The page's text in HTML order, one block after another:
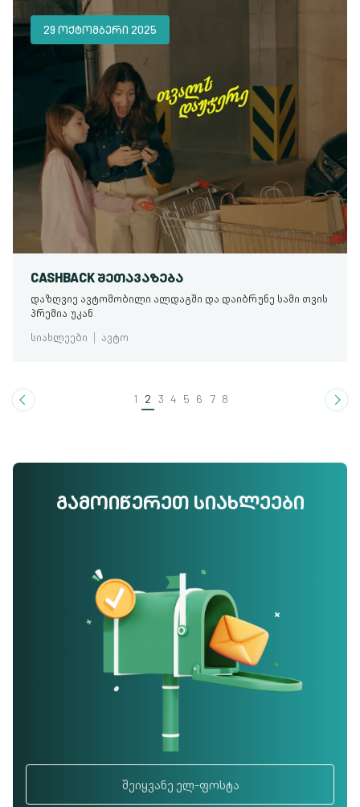
29 ᲝᲥᲢᲝᲛᲑᲔᲠᲘ 2025
CASHBACK ᲨᲔᲗᲐᲕᲐᲖᲔᲑᲐ
დაზღვიე ავტომობილი ალდაგში და დაიბრუნე სამი თვის
პრემია უკან
სიახლეები
ავტო
1 2 3 4 5 6 7 8
ᲒᲐᲛᲝᲘᲬᲔᲠᲔᲗ ᲡᲘᲐᲮᲚᲔᲔᲑᲘ